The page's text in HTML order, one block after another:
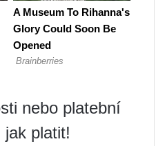
nebo platební
platit!